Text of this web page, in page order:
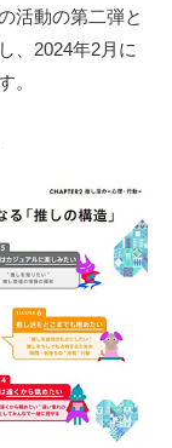
活動の第二弾と
、2024年2月に
。